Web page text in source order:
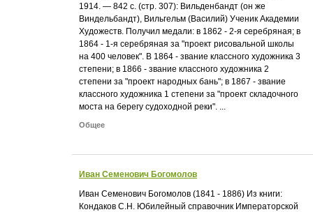
1914. — 842 с. (стр. 307): Вильденбандт (он же
Виндельбандт), Вильгельм (Василий) Ученик Академии
Художеств. Получил медали: в 1862 - 2-я серебряная; в
1864 - 1-я серебряная за "проект рисовальной школы
на 400 человек". В 1864 - звание классного художника 3
степени; в 1866 - звание классного художника 2
степени за "проект народных бань"; в 1867 - звание
классного художника 1 степени за "проект складочного
моста на берегу судоходной реки". ...
Общее
Иван Семенович Богомолов
Иван Семенович Богомолов (1841 - 1886) Из книги:
Кондаков С.Н. Юбилейный справочник Императорской